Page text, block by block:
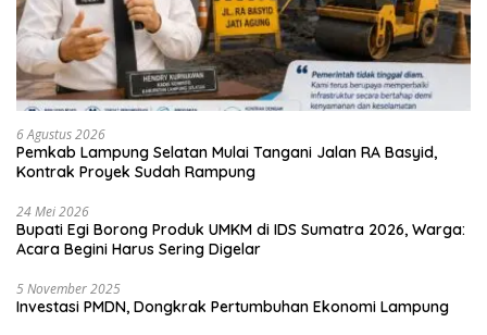
6 Agustus 2026
Pemkab Lampung Selatan Mulai Tangani Jalan RA Basyid,
Kontrak Proyek Sudah Rampung
24 Mei 2026
Bupati Egi Borong Produk UMKM di IDS Sumatra 2026, Warga:
Acara Begini Harus Sering Digelar
5 November 2025
Investasi PMDN, Dongkrak Pertumbuhan Ekonomi Lampung